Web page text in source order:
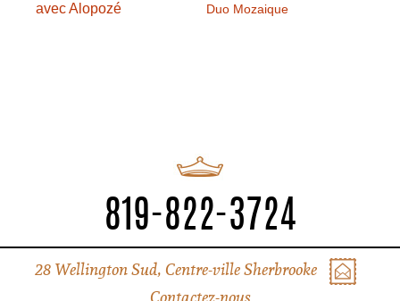
avec Alopozé
Duo Mozaique
819-822-3724
28 Wellington Sud, Centre-ville Sherbrooke
Contactez-nous